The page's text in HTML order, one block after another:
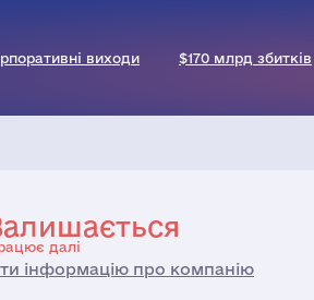
виходи $170 млрд збитків
далі
інформацію про компанію